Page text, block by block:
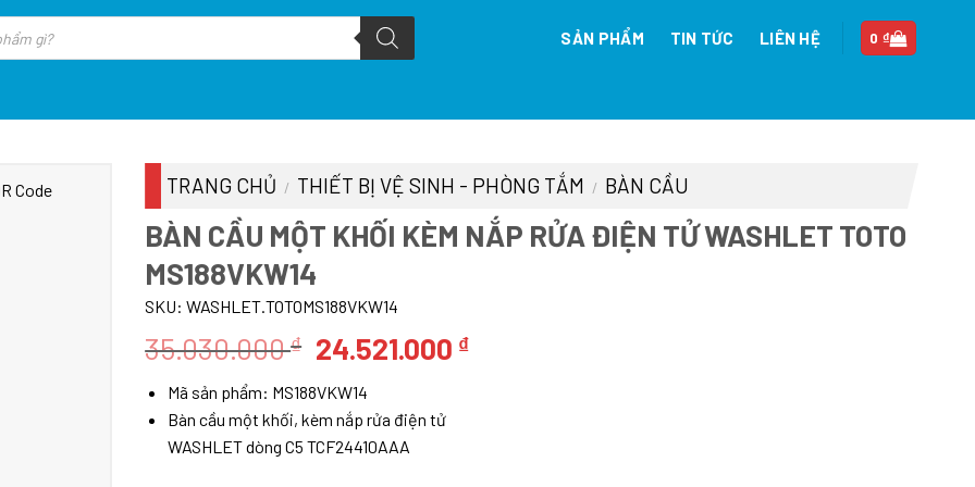
SẢN PHẨM TIN TỨC LIÊN HỆ 0₫
TRANG CHỦ / THIẾT BỊ VỆ SINH - PHÒNG TẮM / BÀN CẦU
BÀN CẦU MỘT KHỐI KÈM NẮP RỬA ĐIỆN TỬ WASHLET TOTO
MS188VKW14
SKU: WASHLET.TOTOMS188VKW14
35.030.000₫ Giá
là:
35.030.000 ₫.
24.521.000 ₫Giá
Mã sản phẩm: MS188VKW14
Bàn cầu một khối, kèm nắp rửa điện tử
WASHLET dòng C5 TCF24410AAA